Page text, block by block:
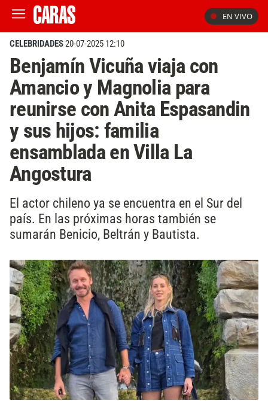
EN VIVO
CELEBRIDADES20-07-2025 12:10
Benjamín Vicuña viaja con
Amancio y Magnolia para
reunirse con Anita Espasandin
y sus hijos: familia
ensamblada en Villa La
Angostura
El actor chileno ya se encuentra en el Sur del
país. En las próximas horas también se
sumarán Benicio, Beltrán y Bautista.